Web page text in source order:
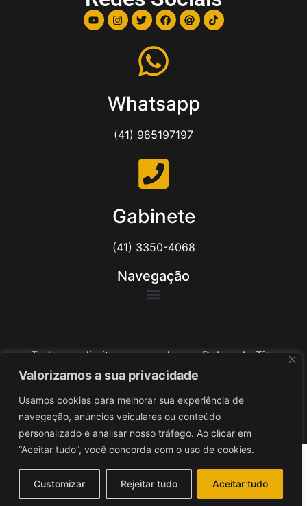
Valorizamos a sua privacidade
Usamos cookies para melhorar sua experiência de
navegação, anúncios veiculares ou conteúdo
personalizado e analisar nosso tráfego. Ao clicar em
“Aceitar tudo”, você concorda com o uso de cookies.
Customizar Rejeitar tudo Aceitar tudo
Whatsapp
(41) 985197197
Gabinete
(41) 3350-4068
Navegação
Todos os direitos reservados ao Delegado Tito
Barichello
Desenvolvido poriv3